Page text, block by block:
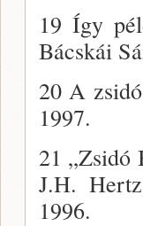
19 Így
Bácskái
20 A
1997.
21 „Zsidó
J.H.
1996.